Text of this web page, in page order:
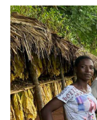
CHINA
DATOS
EXPOSICIÓN
ENTREVISTA